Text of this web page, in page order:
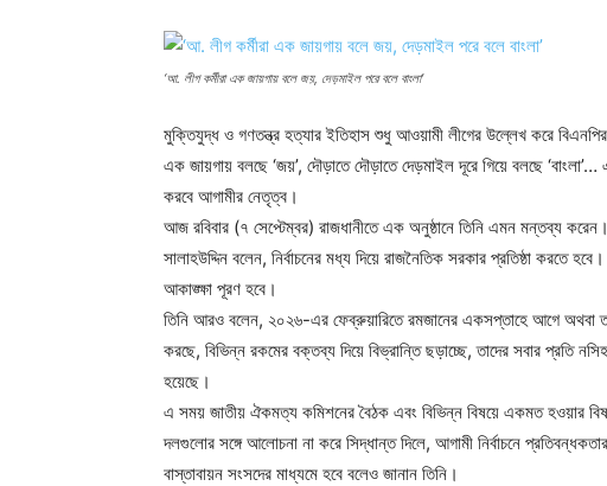
‘আ. লীগ কর্মীরা এক জায়গায় বলে জয়, দেড়মাইল পরে বলে বাংলা’
মুক্তিযুদ্ধ ও গণতন্ত্র হত্যার ইতিহাস শুধু আওয়ামী লীগের উল্লেখ করে বিএনপির
এক জায়গায় বলছে ‘জয়’, দৌড়াতে দৌড়াতে দেড়মাইল দূরে গিয়ে বলছে
করবে আগামীর নেতৃত্ব।
আজ রবিবার (৭ সেপ্টেম্বর) রাজধানীতে এক অনুষ্ঠানে তিনি এমন মন্তব্য করেন।
সালাহউদ্দিন বলেন, নির্বাচনের মধ্য দিয়ে রাজনৈতিক সরকার প্রতিষ্ঠা করতে
আকাঙ্ক্ষা পূরণ হবে।
তিনি আরও বলেন, ২০২৬-এর ফেব্রুয়ারিতে রমজানের একসপ্তাহে আগে অথবা
করছে, বিভিন্ন রকমের বক্তব্য দিয়ে বিভ্রান্তি ছড়াচ্ছে, তাদের সবার প্রতি
হয়েছে।
এ সময় জাতীয় ঐকমত্য কমিশনের বৈঠক এবং বিভিন্ন বিষয়ে একমত হওয়ার
দলগুলোর সঙ্গে আলোচনা না করে সিদ্ধান্ত দিলে, আগামী নির্বাচনে
বাস্তাবায়ন সংসদের মাধ্যমে হবে বলেও জানান তিনি।